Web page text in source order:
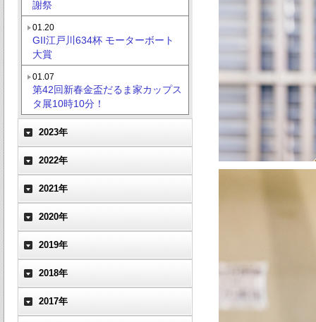
謝祭
01.20
GII江戸川634杯 モーターボート
大賞
01.07
第42回新春金盃だるま家カップス
タ展10時10分！
2023年
2022年
2021年
2020年
2019年
2018年
2017年